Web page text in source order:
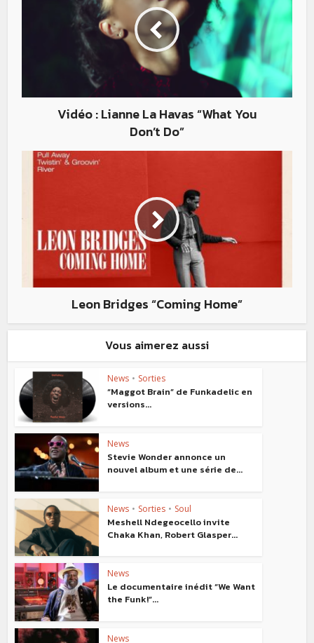
Vidéo : Lianne La Havas “What You
Don’t Do”
Leon Bridges “Coming Home”
Vous aimerez aussi
News • Sorties
“Maggot Brain” de Funkadelic en
versions...
News
Stevie Wonder annonce un
nouvel album et une série de...
News • Sorties • Soul
Meshell Ndegeocello invite
Chaka Khan, Robert Glasper...
News
Le documentaire inédit “We Want
the Funk!”...
News